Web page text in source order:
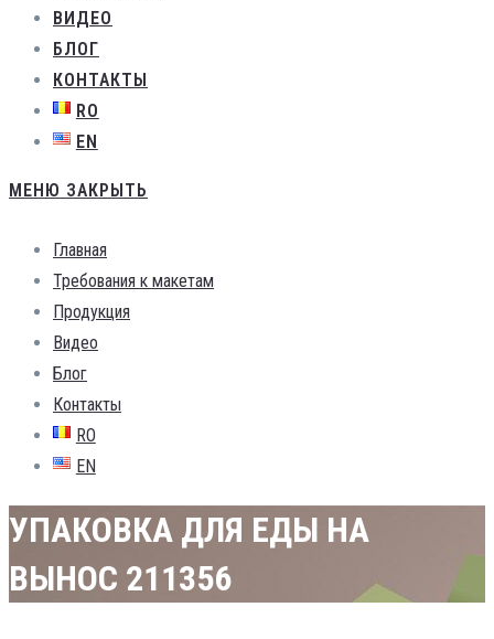
ВИДЕО
БЛОГ
КОНТАКТЫ
RO
EN
МЕНЮ ЗАКРЫТЬ
Главная
Требования к макетам
Продукция
Видео
Блог
Контакты
RO
EN
УПАКОВКА ДЛЯ ЕДЫ НА
ВЫНОС 211356